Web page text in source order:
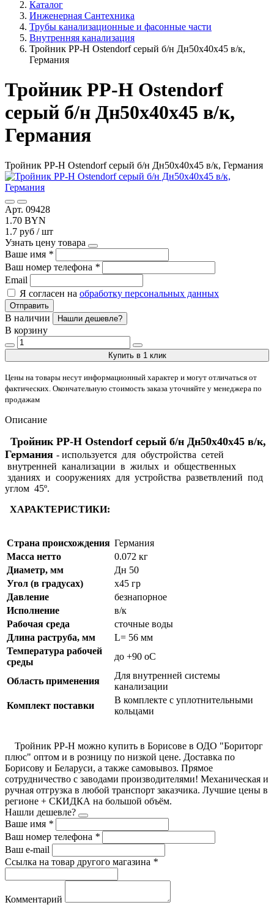
Каталог
Инженерная Сантехника
Трубы канализационные и фасонные части
Внутренняя канализация
Тройник PP-H Ostendorf серый б/н Дн50х40х45 в/к,
Германия
Тройник PP-H Ostendorf
серый б/н Дн50х40х45 в/к,
Германия
Тройник PP-H Ostendorf серый б/н Дн50х40х45 в/к, Германия
Арт. 09428
1.70 BYN
1.7 руб / шт
Узнать цену товара
Ваше имя *
Ваш номер телефона *
Email
Я согласен на обработку персональных данных
Отправить
В наличии Нашли дешевле?
В корзину
Купить в 1 клик
Цены на товары несут информационный характер и могут отличаться от
фактических. Окончательную стоимость заказа уточняйте у менеджера по
продажам
Описание
Тройник PP-H Ostendorf серый б/н Дн50х40х45 в/к,
Германия - используется для обустройства сетей
внутренней канализации в жилых и общественных
зданиях и сооружениях для устройства разветвлений под
углом 45º.
ХАРАКТЕРИСТИКИ:
Страна происхождения Германия
Масса нетто
0.072 кг
Диаметр, мм
Дн 50
Угол (в градусах)
х45 гр
Давление
безнапорное
Исполнение
в/к
Рабочая среда
сточные воды
Длина раструба, мм
L= 56 мм
Температура рабочей
среды
до +90 oC
Область применения
Для внутренней системы
канализации
Комплект поставки
В комплекте с уплотнительными
кольцами
Тройник РР-Н можно купить в Борисове в ОДО "Бориторг
плюс" оптом и в розницу по низкой цене. Доставка по
Борисову и Беларуси, а также самовывоз. Прямое
сотрудничество с заводами производителями! Механическая и
ручная отгрузка в любой транспорт заказчика. Лучшие цены в
регионе + СКИДКА на большой объём.
Нашли дешевле?
Ваше имя *
Ваш номер телефона *
Ваш e-mail
Ссылка на товар другого магазина *
Комментарий